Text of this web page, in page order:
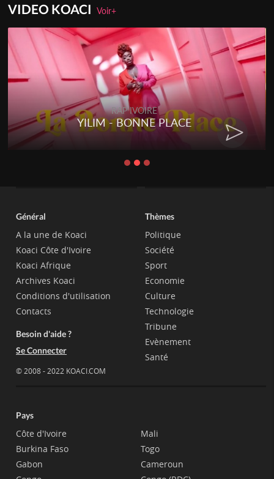
VIDEO KOACIVoir+
RAP IVOIRE
YILIM - BONNE PLACE
Général
A la une de Koaci
Koaci Côte d'Ivoire
Koaci Afrique
Archives Koaci
Conditions d'utilisation
Contacts
Besoin d'aide ?
Se Connecter
© 2008 - 2022 KOACI.COM
Thèmes
Politique
Société
Sport
Economie
Culture
Technologie
Tribune
Evènement
Santé
Pays
Côte d'Ivoire
Burkina Faso
Gabon
Mali
Togo
Cameroun